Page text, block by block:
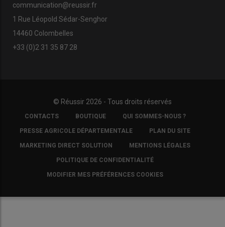
communication@reussir.fr
1 Rue Léopold Sédar-Senghor
14460 Colombelles
+33 (0)2 31 35 87 28
© Réussir 2026 - Tous droits réservés
FOOTER
COPYRIGHT
CONTACTS BOUTIQUE QUI SOMMES-NOUS ?
PRESSE AGRICOLE DÉPARTEMENTALE PLAN DU SITE
MARKETING DIRECT SOLUTION MENTIONS LÉGALES
POLITIQUE DE CONFIDENTIALITÉ
MODIFIER MES PRÉFÉRENCES COOKIES